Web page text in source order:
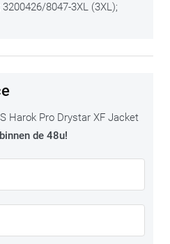
8047-3XL (3XL);
Harok Pro Drystar XF Jacket
de 48u!